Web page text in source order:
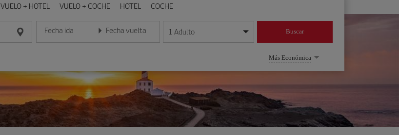
VUELO + HOTEL VUELO + COCHE HOTEL COCHE
Fecha ida
Introduce la fecha en formato día/mes/año
Fecha vuelta
Introduce la fecha en formato día/mes/año
1 Adulto Buscar
Más Económica